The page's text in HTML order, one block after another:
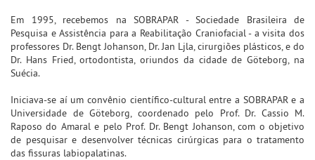
Em 1995, recebemos na SOBRAPAR - Sociedade Brasileira de
Pesquisa e Assistência para a Reabilitação Craniofacial - a visita dos
professores Dr. Bengt Johanson, Dr. Jan Ljla, cirurgiões plásticos, e do
Dr. Hans Fried, ortodontista, oriundos da cidade de Göteborg, na
Suécia.
Iniciava-se aí um convênio científico-cultural entre a SOBRAPAR e a
Universidade de Göteborg, coordenado pelo Prof. Dr. Cassio M.
Raposo do Amaral e pelo Prof. Dr. Bengt Johanson, com o objetivo
de pesquisar e desenvolver técnicas cirúrgicas para o tratamento
das fissuras labiopalatinas.